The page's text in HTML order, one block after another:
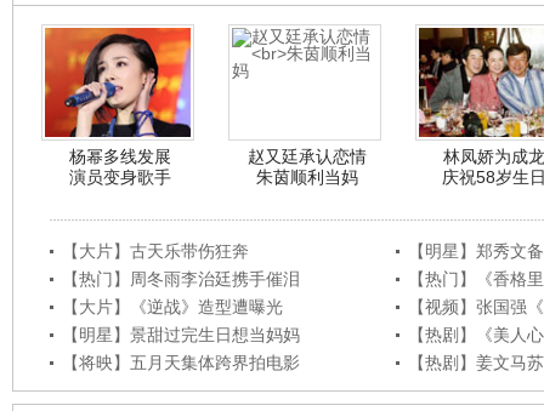
杨幂多线发展
演员变身歌手
赵又廷承认恋情
朱茵顺利当妈
林凤娇为成龙
庆祝58岁生
【大片】古天乐带伤狂奔
【明星】郑秀文
【热门】周冬雨李治廷携手催泪
【热门】《香格
【大片】《逆战》造型遭曝光
【视频】张国强
【明星】景甜过完生日想当妈妈
【热剧】《美人
【将映】五月天集体跨界拍电影
【热剧】姜文马